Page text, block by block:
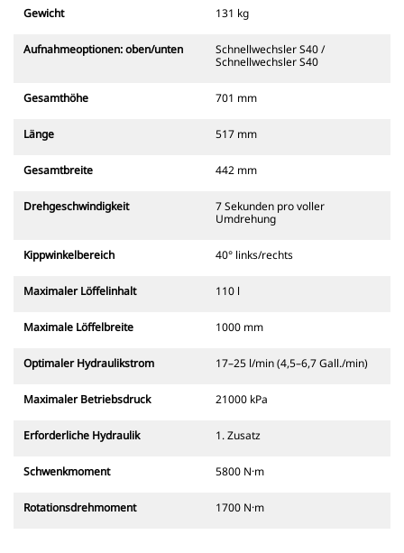
Gewicht 131 kg
Aufnahmeoptionen: oben/unten
Schnellwechsler S40 /
Schnellwechsler S40
Gesamthöhe 701 mm
Länge 517 mm
Gesamtbreite 442 mm
Drehgeschwindigkeit
7 Sekunden pro voller
Umdrehung
Kippwinkelbereich 40° links/rechts
Maximaler Löffelinhalt 110 l
Maximale Löffelbreite 1000 mm
Optimaler Hydraulikstrom 17–25 l/min (4,5–6,7 Gall./min)
Maximaler Betriebsdruck 21000 kPa
Erforderliche Hydraulik 1. Zusatz
Schwenkmoment 5800 N·m
Rotationsdrehmoment 1700 N·m